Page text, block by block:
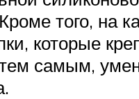
того, на
которые
самым,